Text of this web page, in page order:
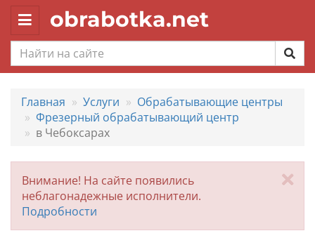
Toggle
navigation
obrabotka.net
Главная Услуги
Обрабатывающие центры
Фрезерный обрабатывающий центр
в Чебоксарах
Внимание! На сайте появились
неблагонадежные исполнители.
Подробности